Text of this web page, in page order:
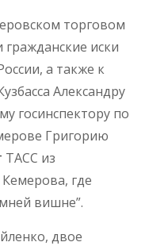
торговом
иски
а также к
Александру
госинспектору по
Григорию
ТАСС из
где
вишне”.
двое